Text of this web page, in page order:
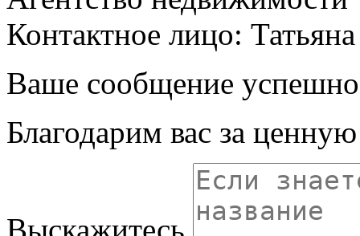
Контактное лицо: Татьяна
Ваше сообщение успешно
Благодарим вас за
Выскажитесь